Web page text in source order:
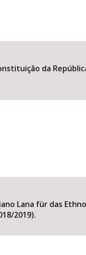
da
Lana für das
2019).